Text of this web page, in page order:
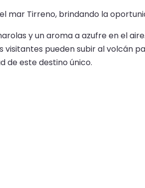
Tirreno, brindando la
y un aroma a azufre en el
pueden subir al volcán
de este destino único.